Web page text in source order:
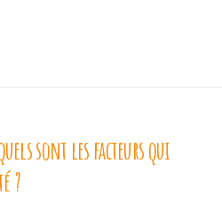
sont les facteurs qui
?